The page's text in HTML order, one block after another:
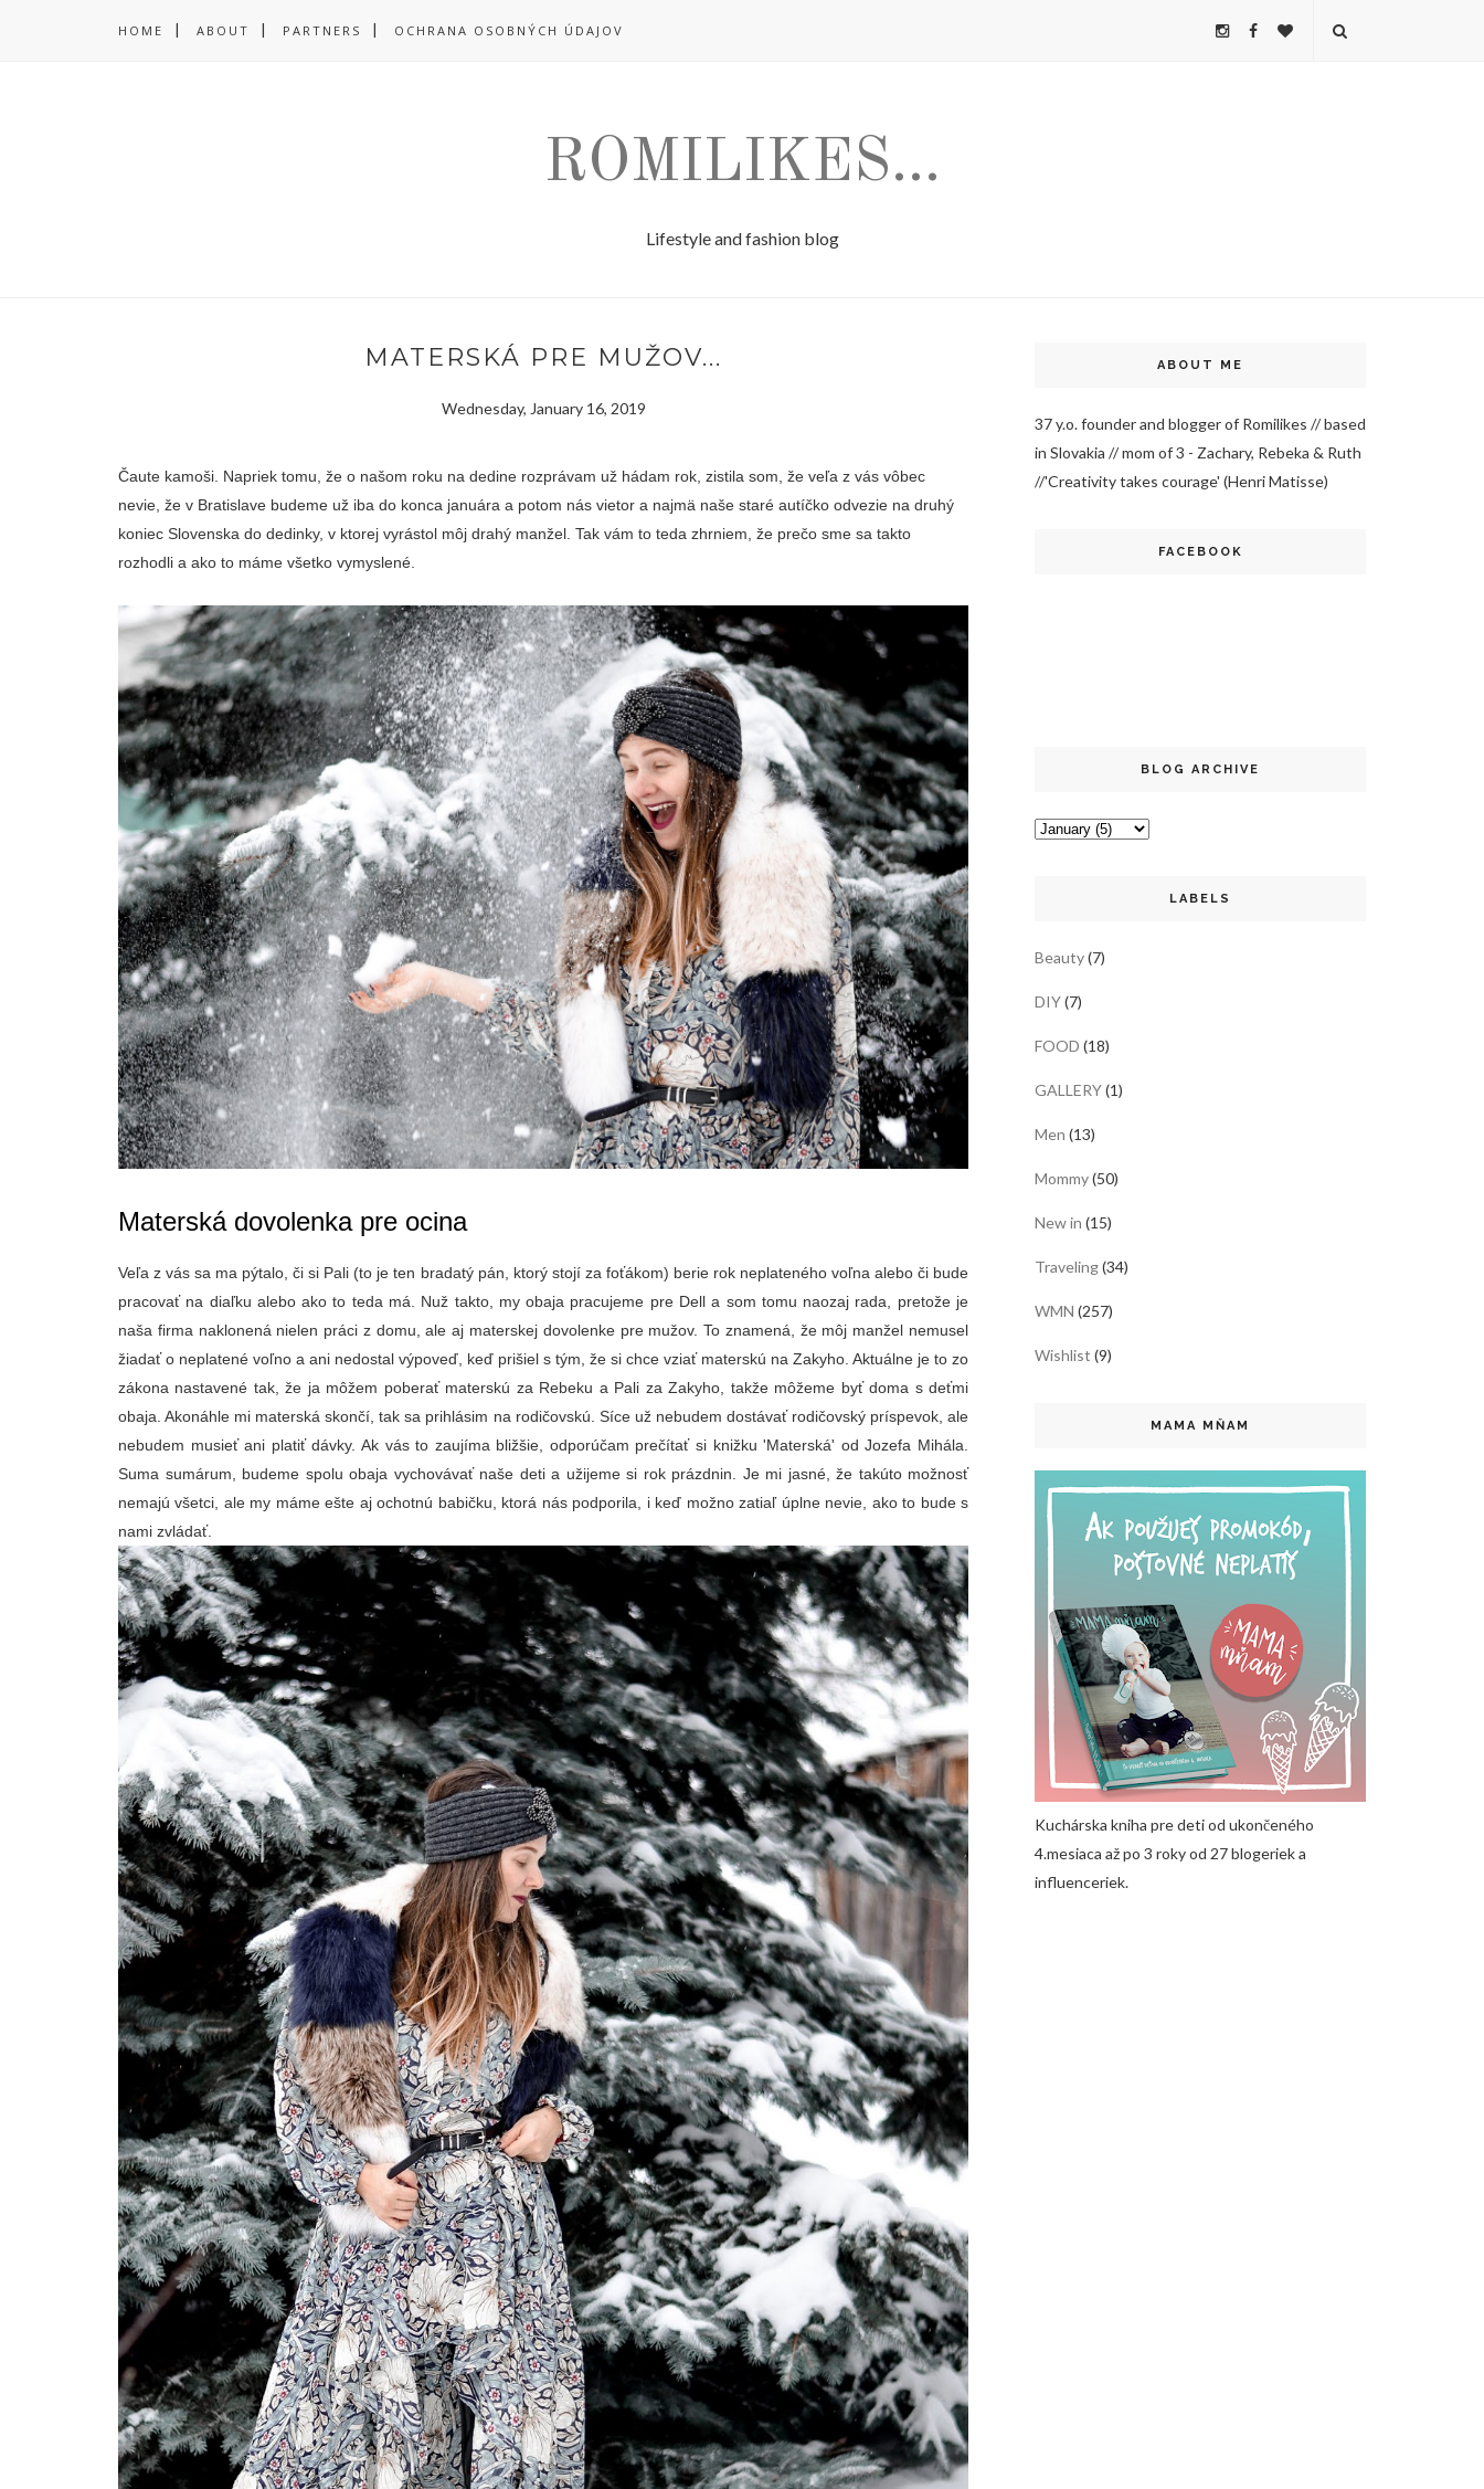
HOME ABOUT PARTNERS OCHRANA OSOBNÝCH ÚDAJOV
ROMILIKES...
Lifestyle and fashion blog
MATERSKÁ PRE MUŽOV...
Wednesday, January 16, 2019
Čaute kamoši. Napriek tomu, že o našom roku na dedine rozprávam už hádam rok, zistila som, že veľa z vás vôbec
nevie, že v Bratislave budeme už iba do konca januára a potom nás vietor a najmä naše staré autíčko odvezie na druhý
koniec Slovenska do dedinky, v ktorej vyrástol môj drahý manžel. Tak vám to teda zhrniem, že prečo sme sa takto
rozhodli a ako to máme všetko vymyslené.
Materská dovolenka pre ocina
Veľa z vás sa ma pýtalo, či si Pali (to je ten bradatý pán, ktorý stojí za foťákom) berie rok neplateného voľna alebo či bude
pracovať na diaľku alebo ako to teda má. Nuž takto, my obaja pracujeme pre Dell a som tomu naozaj rada, pretože je
naša firma naklonená nielen práci z domu, ale aj materskej dovolenke pre mužov. To znamená, že môj manžel nemusel
žiadať o neplatené voľno a ani nedostal výpoveď, keď prišiel s tým, že si chce vziať materskú na Zakyho. Aktuálne je to zo
zákona nastavené tak, že ja môžem poberať materskú za Rebeku a Pali za Zakyho, takže môžeme byť doma s deťmi
obaja. Akonáhle mi materská skončí, tak sa prihlásim na rodičovskú. Síce už nebudem dostávať rodičovský príspevok, ale
nebudem musieť ani platiť dávky. Ak vás to zaujíma bližšie, odporúčam prečítať si knižku 'Materská' od Jozefa Mihála.
Suma sumárum, budeme spolu obaja vychovávať naše deti a užijeme si rok prázdnin. Je mi jasné, že takúto možnosť
nemajú všetci, ale my máme ešte aj ochotnú babičku, ktorá nás podporila, i keď možno zatiaľ úplne nevie, ako to bude s
nami zvládať.
ABOUT ME
37 y.o. founder and blogger of Romilikes // based
in Slovakia // mom of 3 - Zachary, Rebeka & Ruth
//'Creativity takes courage' (Henri Matisse)
FACEBOOK
BLOG ARCHIVE
LABELS
Beauty(7)
DIY(7)
FOOD (18)
GALLERY(1)
Men (13)
Mommy(50)
New in (15)
Traveling(34)
WMN (257)
Wishlist (9)
MAMA MŇAM
Kuchárska kniha pre deti od ukončeného
4.mesiaca až po 3 roky od 27 blogeriek a
influenceriek.